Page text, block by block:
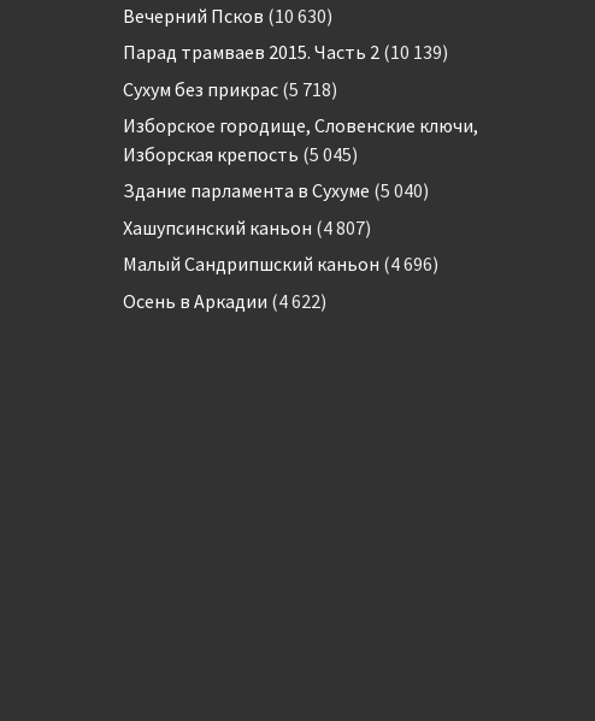
Вечерний Псков (10 630)
Парад трамваев 2015. Часть 2 (10 139)
Сухум без прикрас (5 718)
Изборское городище, Словенские ключи,
Изборская крепость (5 045)
Здание парламента в Сухуме (5 040)
Хашупсинский каньон (4 807)
Малый Сандрипшский каньон (4 696)
Осень в Аркадии (4 622)